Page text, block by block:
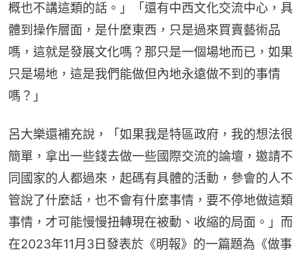
概也不講這類的話。」「還有中西文化交流中心，具
體到操作層面，是什麼東西，只是過來買賣藝術品
嗎，這就是發展文化嗎？那只是一個場地而已，如果
只是場地，這是我們能做但內地永遠做不到的事情
嗎？」
呂大樂還補充說，「如果我是特區政府，我的想法很
簡單，拿出一些錢去做一些國際交流的論壇，邀請不
同國家的人都過來，起碼有具體的活動，參會的人不
管說了什麼話，也不會有什麼事情，要不停地做這類
事情，才可能慢慢扭轉現在被動、收縮的局面。」而
在2023年11月3日發表於《明報》的一篇題為《做事